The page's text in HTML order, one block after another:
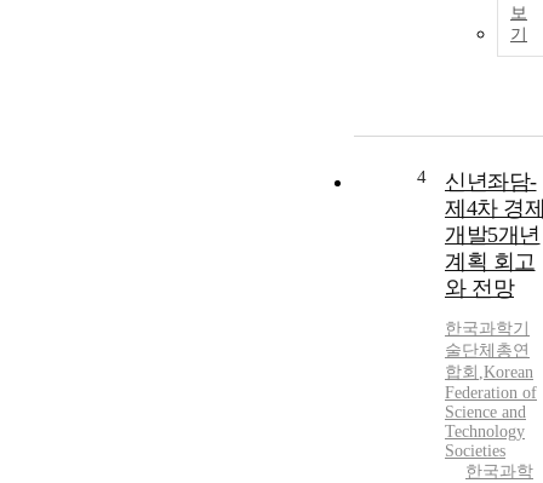
보
기
4
신년좌담-
제4차 경
개발5개년
계획 회고
와 전망
한국과학기
술단체총연
합회 ,Korean
Federation of
Science and
Technology
Societies
한국과학